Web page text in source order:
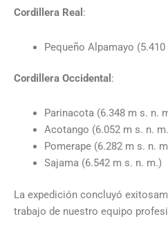
Cordillera Real :
Pequeño Alpamayo
Cordillera Occidental :
Parinacota (6.348 m s. n.
Acotango (6.052 m s. n.
Pomerape (6.282 m s. n.
Sajama (6.542 m s. n. m.)
La expedición concluyó
trabajo de nuestro equipo